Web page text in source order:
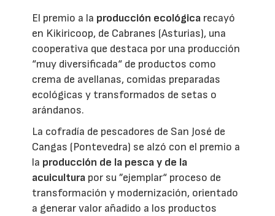
El premio a la producción ecológica recayó
en Kikiricoop, de Cabranes (Asturias), una
cooperativa que destaca por una producción
“muy diversificada“ de productos como
crema de avellanas, comidas preparadas
ecológicas y transformados de setas o
arándanos.
La cofradía de pescadores de San José de
Cangas (Pontevedra) se alzó con el premio a
la producción de la pesca y de la
acuicultura por su ”ejemplar“ proceso de
transformación y modernización, orientado
a generar valor añadido a los productos